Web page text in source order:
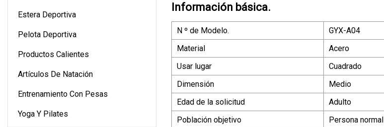
Estera Deportiva
Pelota Deportiva
Productos Calientes
Artículos De Natación
Entrenamiento Con Pesas
Yoga Y Pilates
Información básica.
N º de Modelo.
GYX-A04
Material
Acero
Usar lugar
Cuadrado
Dimensión
Medio
Edad de la solicitud
Adulto
Población objetivo
Persona normal